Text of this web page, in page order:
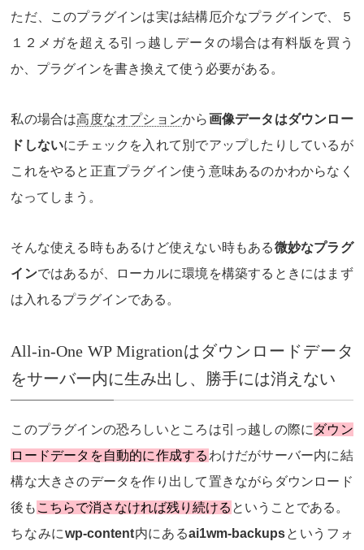
ただ、このプラグインは実は結構厄介なプラグインで、５
１２メガを超える引っ越しデータの場合は有料版を買う
か、プラグインを書き換えて使う必要がある。
私の場合は高度なオプションから画像データはダウンロー
ドしないにチェックを入れて別でアップしたりしているが
これをやると正直プラグイン使う意味あるのかわからなく
なってしまう。
そんな使える時もあるけど使えない時もある微妙なプラグ
インではあるが、ローカルに環境を構築するときにはまず
は入れるプラグインである。
All-in-One WP Migrationはダウンロードデータ
をサーバー内に生み出し、勝手には消えない
このプラグインの恐ろしいところは引っ越しの際に ダウン
ロードデータを自動的に作成する わけだがサーバー内に結
構な大きさのデータを作り出して置きながらダウンロード
後も こちらで消さなければ残り続ける ということである。
ちなみにwp-content内にあるai1wm-backupsというフォ